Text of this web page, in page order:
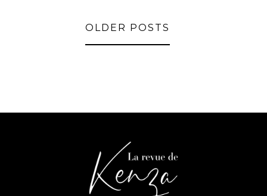
OLDER POSTS